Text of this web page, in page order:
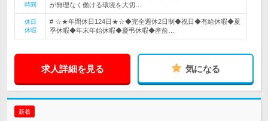
時間
が無理なく働ける環境を大切…
休日
休暇
# ☆★年間休日124日★☆◆完全週休2日制◆祝日◆有給休暇◆夏
季休暇◆年末年始休暇◆慶弔休暇◆産前…
求人詳細を見る 気になる
新着